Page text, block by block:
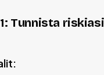
Tunnista